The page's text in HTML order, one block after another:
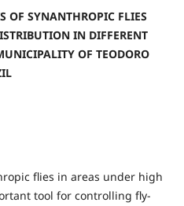
OF SYNANTHROPIC FLIES
IN DIFFERENT
OF TEODORO
flies in areas under high
tool for controlling fly-